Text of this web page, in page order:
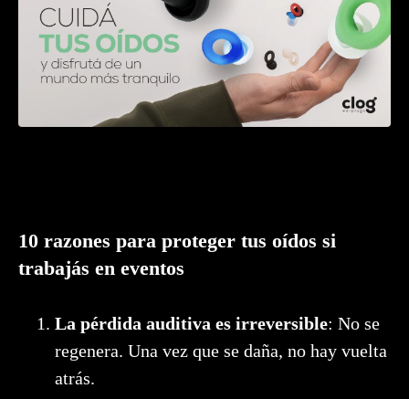
10 razones para proteger tus oídos si
trabajás en eventos
La pérdida auditiva es irreversible: No se
regenera. Una vez que se daña, no hay vuelta
atrás.